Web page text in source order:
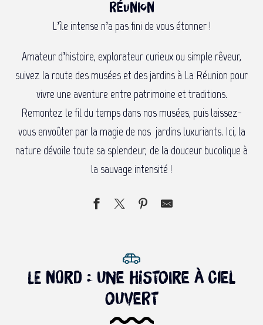
Réunion
L’île intense n’a pas fini de vous étonner !
Amateur d’histoire, explorateur curieux ou simple rêveur,
suivez la route des musées et des jardins à La Réunion pour
vivre une aventure entre patrimoine et traditions.
Remontez le fil du temps dans nos musées, puis laissez-
vous envoûter par la magie de nos jardins luxuriants. Ici, la
nature dévoile toute sa splendeur, de la douceur bucolique à
la sauvage intensité !
Le nord : une histoire à ciel
ouvert